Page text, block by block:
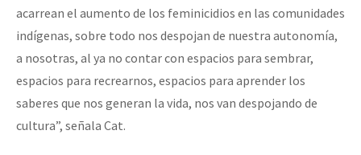
acarrean el aumento de los feminicidios en las comunidades
indígenas, sobre todo nos despojan de nuestra autonomía,
a nosotras, al ya no contar con espacios para sembrar,
espacios para recrearnos, espacios para aprender los
saberes que nos generan la vida, nos van despojando de
cultura”, señala Cat.